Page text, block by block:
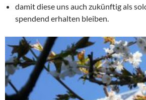
damit diese uns auch zukünftig als
spendend erhalten bleiben.